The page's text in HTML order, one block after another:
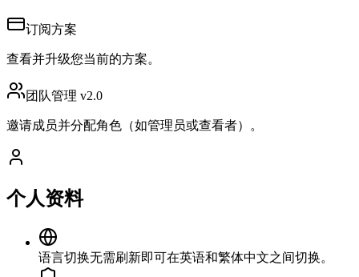
订阅方案
查看并升级您当前的方案。
团队管理 v2.0
邀请成员并分配角色（如管理员或查看者）。
个人资料
语言切换无需刷新即可在英语和繁体中文之间切换。